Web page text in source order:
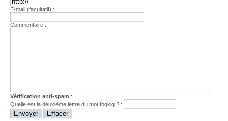
E-mail (facultatif) :
Commentaire :
Vérification anti-spam :
Quelle est ladeuxième lettre du motfhqkig ? :